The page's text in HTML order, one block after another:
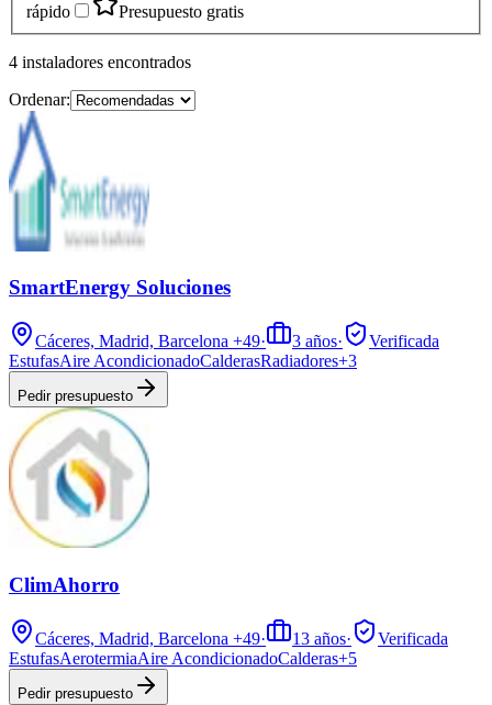
rápido
Presupuesto gratis
4 instaladores encontrados
Ordenar:
SmartEnergy Soluciones
Cáceres, Madrid, Barcelona +49· 3 años·
Verificada
EstufasAire AcondicionadoCalderasRadiadores+3
Pedir presupuesto
ClimAhorro
Cáceres, Madrid, Barcelona +49· 13 años·
Verificada
EstufasAerotermiaAire AcondicionadoCalderas+5
Pedir presupuesto